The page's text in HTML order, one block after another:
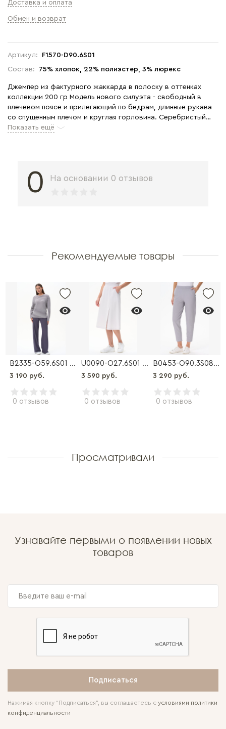
Артикул:
F1570-D90.6S01
Состав:
75% хлопок, 22% полиэстер, 3% люрекс
Джемпер из фактурного жаккарда в полоску в оттенках
коллекции 200 гр Модель нового силуэта - свободный в
плечевом поясе и прилегающий по бедрам, длинные рукава
со спущенным плечом и круглая горловина. Серебристый
люрекс в составе полотна придает эксклюзивный вид
Показать ещё
Доставка и оплата
Обмен и возврат
0 На основании 0 отзывов
Рекомендуемые товары
B2335-O59.6S01 Брюки
3 190 руб.
0 отзывов
U0090-O27.6S01 Юбка
3 590 руб.
0 отзывов
B0453-O90.3S08 Брюки
3 290 руб.
0 отзывов
Просматривали
Узнавайте первыми о появлении новых
товаров
Подписаться
Нажимая кнопку “Подписаться”, вы соглашаетесь с условиями политики
конфиденциальности